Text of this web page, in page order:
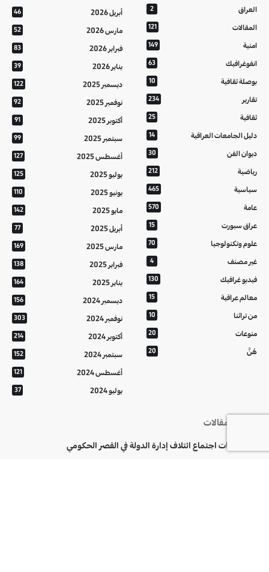
العراق 2
المقالات 121
امنية 149
انفوغرافيك 63
بوصلة ثقافية 10
تقارير 234
ثقافية 25
دليل الجامعات العراقية 14
ديوان الفن 30
رياضية 212
سياسية 465
عامة 570
عراق سبورت 15
علوم وتكنولوجيا 70
غير مصنف 4
فيديو غرافيك 130
معالم عراقية 15
من تراثنا 10
منوعات 20
هُنَّ 20
أبريل 2026 46
مارس 2026 52
فبراير 2026 83
يناير 2026 39
ديسمبر 2025 122
نوفمبر 2025 92
أكتوبر 2025 91
سبتمبر 2025 99
أغسطس 2025 127
يوليو 2025 125
يونيو 2025 110
مايو 2025 142
أبريل 2025 77
مارس 2025 169
فبراير 2025 138
يناير 2025 164
ديسمبر 2024 156
نوفمبر 2024 303
أكتوبر 2024 214
سبتمبر 2024 152
أغسطس 2024 121
يوليو 2024 37
أحدث المقالات
مخرجات اجتماع ائتلاف إدارة الدولة في القصر الحكومي